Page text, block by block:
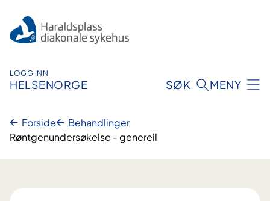
innhold
LOGG INN
HELSENORGE SØK MENY
Forside
Behandlinger
Røntgenundersøkelse - generell